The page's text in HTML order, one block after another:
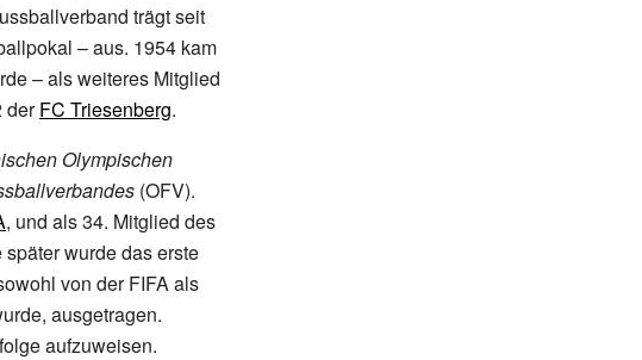
trägt seit
– aus. 1954 kam
– als weiteres Mitglied
derFC Triesenberg.
Olympischen
(OFV).
, und als 34. Mitglied des
wurde das erste
von der FIFA als
ausgetragen.
aufzuweisen.